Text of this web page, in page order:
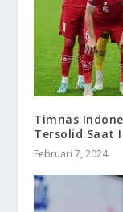
Timnas
Tersolid Saat
Februari 7, 2024